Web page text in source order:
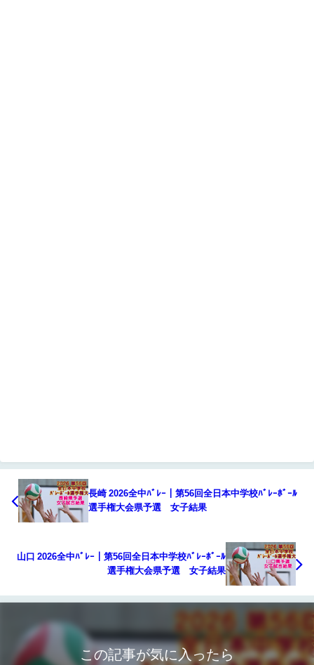
長崎 2026全中ﾊﾞﾚｰ｜第56回全日本中学校ﾊﾞﾚｰﾎﾞｰﾙ
選手権大会県予選 女子結果
山口 2026全中ﾊﾞﾚｰ｜第56回全日本中学校ﾊﾞﾚｰﾎﾞｰﾙ
選手権大会県予選 女子結果
この記事が気に入ったら